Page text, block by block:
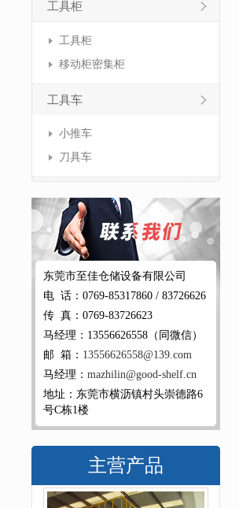
工具柜
工具柜
移动柜密集柜
工具车
小推车
刀具车
东莞市至佳仓储设备有限公司
电 话：0769-85317860 / 83726626
传 真：0769-83726623
马经理：13556626558（同微信）
邮 箱： 13556626558@139.com
马经理： mazhilin@good-shelf.cn
地址：东莞市横沥镇村头崇德路6
号C栋1楼
主营产品